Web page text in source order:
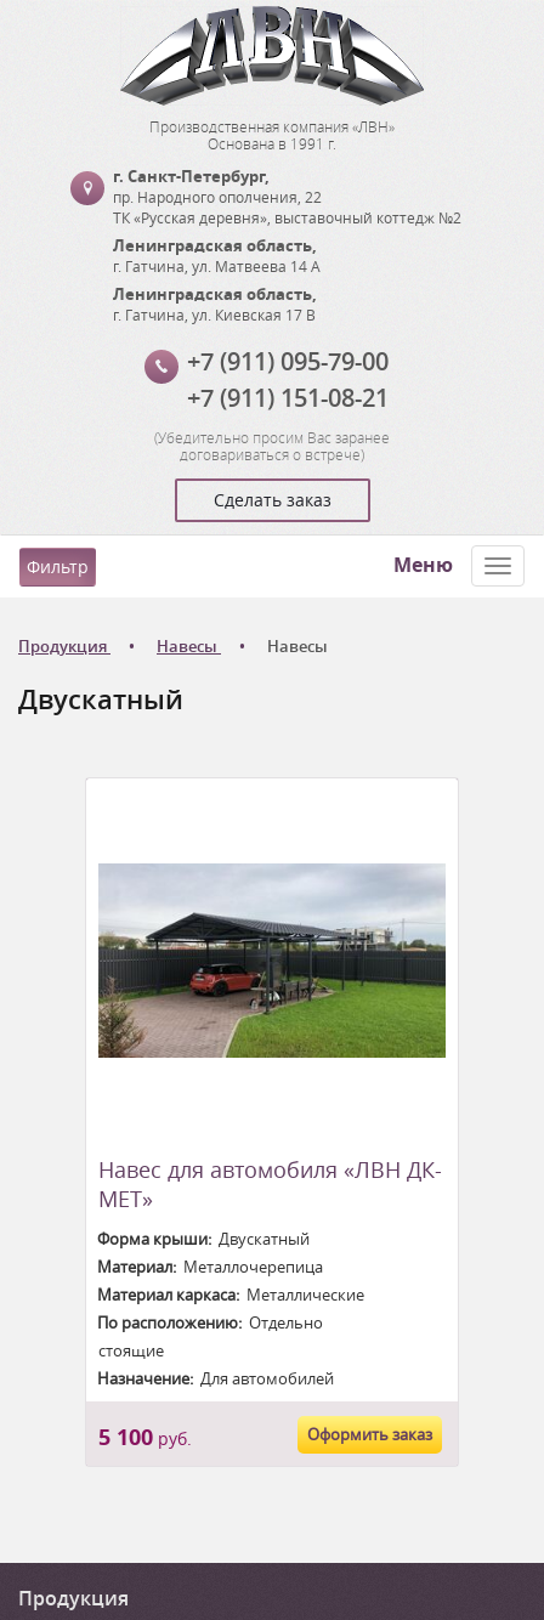
Производственная компания «ЛВН»
Основана в 1991 г.
г. Санкт-Петербург,
пр. Народного ополчения, 22
ТК «Русская деревня», выставочный коттедж №2
Ленинградская область,
г. Гатчина ул. Матвеева 14 А
Ленинградская область,
г. Гатчина ул. Киевская 17 В
+7 (911) 095-79-00
+7 (911) 151-08-21
(Убедительно просим Вас заранее
договариваться о встрече)
Сделать заказ
Фильтр Меню
Продукция Навесы Навесы
Двускатный
Навес для автомобиля «ЛВН ДК-
МЕТ»
Форма крыши:Двускатный
Материал:Металлочерепица
Материал каркаса:Металлические
По расположению:Отдельно
стоящие
Назначение:Для автомобилей
5 100руб. Оформить заказ
Продукция